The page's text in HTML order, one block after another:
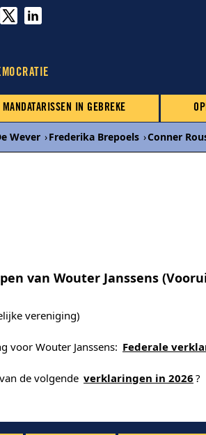
MANDATARISSEN IN GEBREKE
Wever ›Frederika Brepoels ›Conner
van Wouter Janssens (Vooruit)
vereniging)
voor Wouter Janssens: Federale
de volgende verklaringen in 2026 ?